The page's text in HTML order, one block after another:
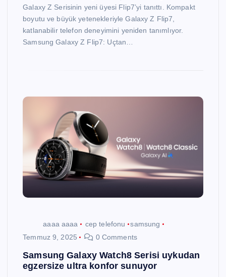
Galaxy Z Serisinin yeni üyesi Flip7’yi tanıttı. Kompakt
boyutu ve büyük yetenekleriyle Galaxy Z Flip7,
katlanabilir telefon deneyimini yeniden tanımlıyor.
Samsung Galaxy Z Flip7: Uçtan…
aaaa aaaa cep telefonu
samsung
Temmuz 9, 2025
0 Comments
Samsung Galaxy Watch8 Serisi uykudan
egzersize ultra konfor sunuyor